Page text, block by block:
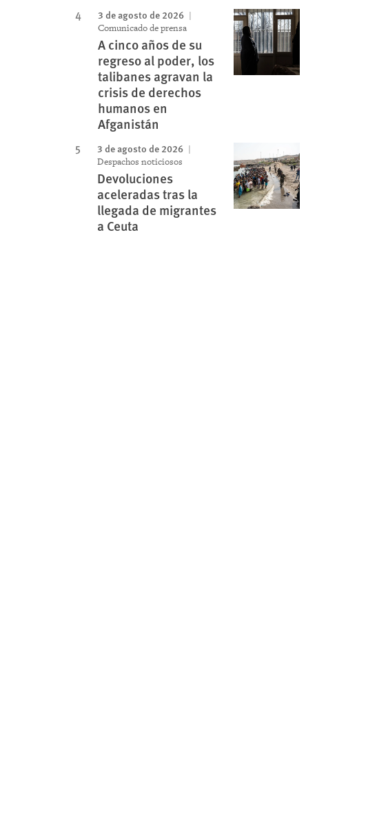
3 de agosto de 2026
Comunicado de prensa
A cinco años de su
regreso al poder, los
talibanes agravan la
crisis de derechos
humanos en
Afganistán
3 de agosto de 2026
Despachos noticiosos
Devoluciones
aceleradas tras la
llegada de migrantes
a Ceuta